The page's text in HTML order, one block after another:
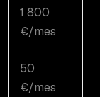
1 800
€/mes
50
€/mes